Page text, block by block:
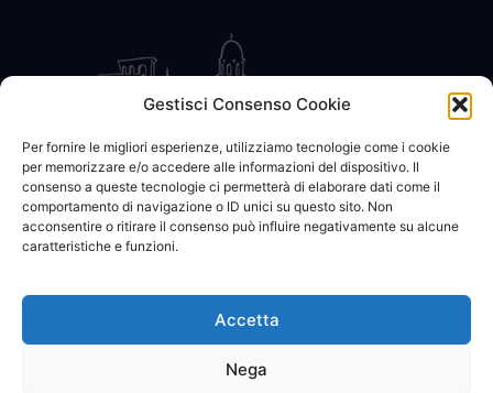
Gestisci Consenso Cookie
Per fornire le migliori esperienze, utilizziamo tecnologie come i cookie
per memorizzare e/o accedere alle informazioni del dispositivo. Il
consenso a queste tecnologie ci permetterà di elaborare dati come il
comportamento di navigazione o ID unici su questo sito. Non
acconsentire o ritirare il consenso può influire negativamente su alcune
caratteristiche e funzioni.
Accetta
Nega
CONTATTACI COOKIE POLICY PRIVACY
© 2002 - 2026 SanBartolomeo.info :::: powered by Go Web snc |